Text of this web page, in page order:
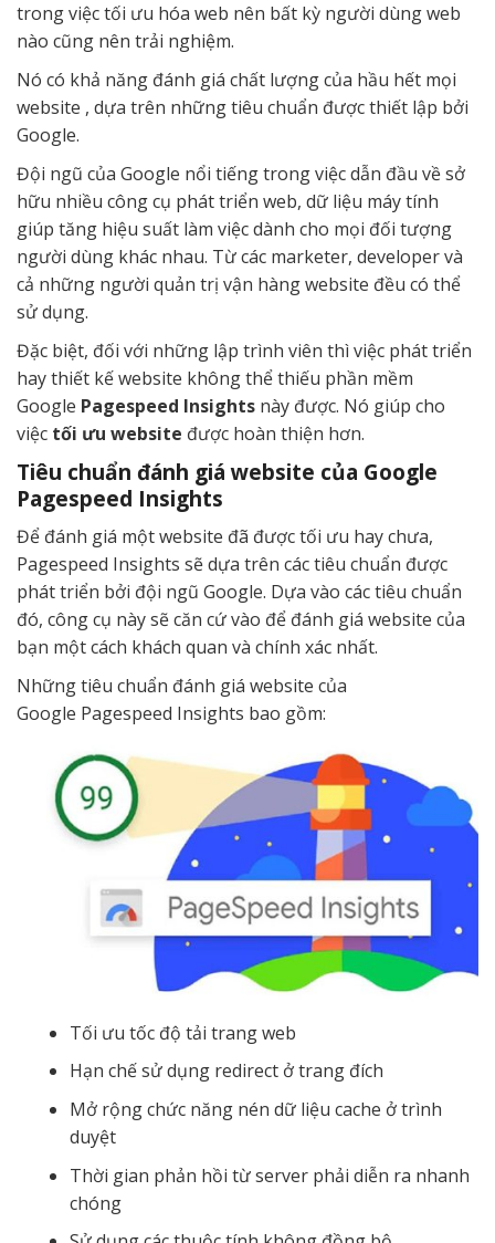
trong việc tối ưu hóa web nên bất kỳ người dùng web
nào cũng nên trải nghiệm.
Nó có khả năng đánh giá chất lượng của hầu hết mọi
website , dựa trên những tiêu chuẩn được thiết lập bởi
Google.
Đội ngũ của Google nổi tiếng trong việc dẫn đầu về sở
hữu nhiều công cụ phát triển web, dữ liệu máy tính
giúp tăng hiệu suất làm việc dành cho mọi đối tượng
người dùng khác nhau. Từ các marketer, developer và
cả những người quản trị vận hàng website đều có thể
sử dụng.
Đặc biệt, đối với những lập trình viên thì việc phát triển
hay thiết kế website không thể thiếu phần mềm
Google Pagespeed Insights này được. Nó giúp cho
việc tối ưu website được hoàn thiện hơn.
Tiêu chuẩn đánh giá website của Google
Pagespeed Insights
Để đánh giá một website đã được tối ưu hay chưa,
Pagespeed Insights sẽ dựa trên các tiêu chuẩn được
phát triển bởi đội ngũ Google. Dựa vào các tiêu chuẩn
đó, công cụ này sẽ căn cứ vào để đánh giá website của
bạn một cách khách quan và chính xác nhất.
Những tiêu chuẩn đánh giá website của
Google Pagespeed Insights bao gồm:
Tối ưu tốc độ tải trang web
Hạn chế sử dụng redirect ở trang đích
Mở rộng chức năng nén dữ liệu cache ở trình
duyệt
Thời gian phản hồi từ server phải diễn ra nhanh
chóng